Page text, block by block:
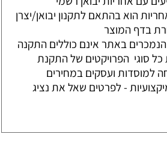
הוא בהתאם לתקנון יבואן/יצרן
בדף המוצר
באתר אינם כוללים התקנה
סוגי הפרויקטים של התקנת
למוסדות ועסקים במחירים
- לפרטים שאל את נציג